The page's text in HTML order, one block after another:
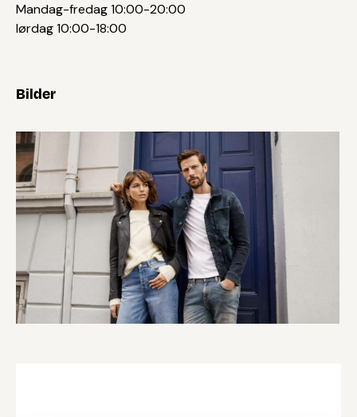
Mandag-fredag 10:00-20:00
lørdag 10:00-18:00
Bilder